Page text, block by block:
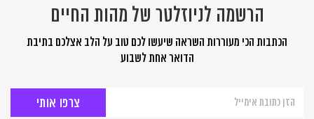
הרשמה לניוזלטר של מהות החיים
הכתבות הכי מעוררות השראה שיעשו לכם טוב על הלב אצלכם בתיבת
הדואר אחת לשבוע
לניוזלטר